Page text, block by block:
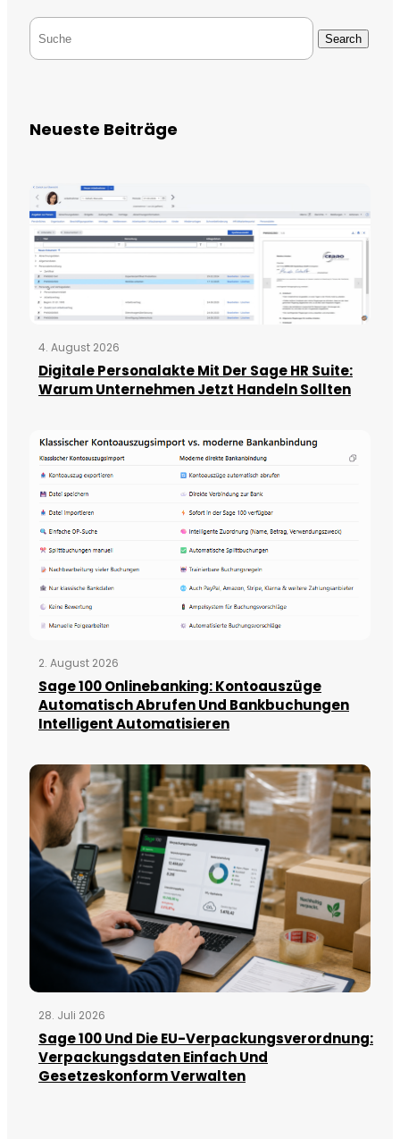
Search
Neueste Beiträge
4. August 2026
Digitale Personalakte Mit Der Sage HR Suite:
Warum Unternehmen Jetzt Handeln Sollten
2. August 2026
Sage 100 Onlinebanking: Kontoauszüge
Automatisch Abrufen Und Bankbuchungen
Intelligent Automatisieren
28. Juli 2026
Sage 100 Und Die EU-Verpackungsverordnung:
Verpackungsdaten Einfach Und
Gesetzeskonform Verwalten